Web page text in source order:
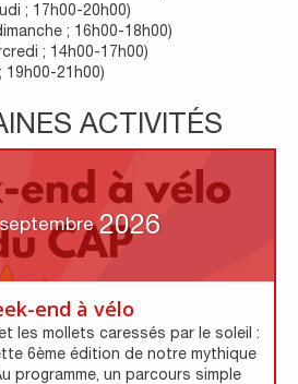
; 17h00-20h00)
; 16h00-18h00)
; 14h00-17h00)
19h00-21h00)
ACTIVITÉS
septembre 2026
end à vélo
les mollets caressés par le soleil :
6ème édition de notre mythique
programme, un parcours simple